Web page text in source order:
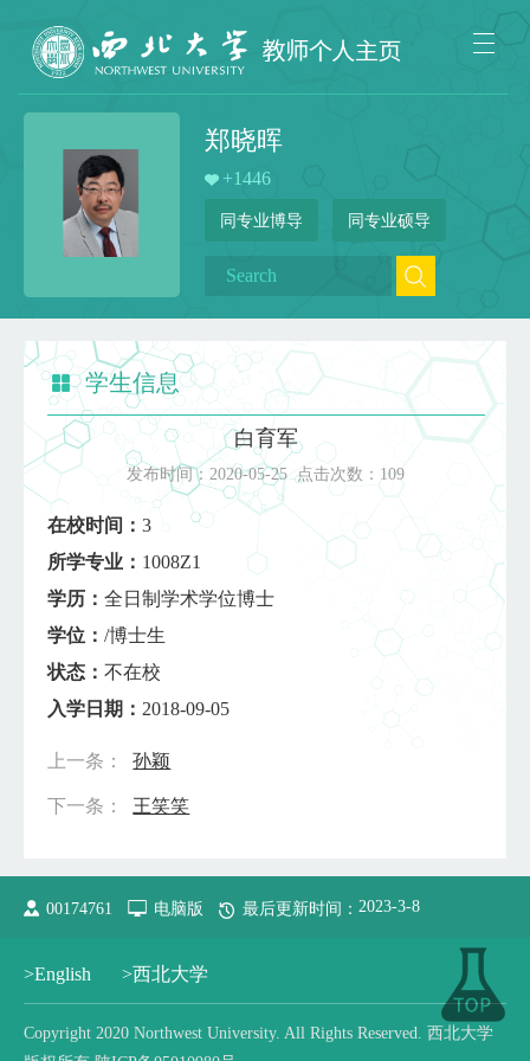
郑晓晖
+1446
同专业博导 同专业硕导
学生信息
白育军
发布时间： 2020-05-25 点击次数： 109
在校时间： 3
所学专业： 1008Z1
学历： 全日制学术学位博士
学位： /博士生
状态： 不在校
入学日期： 2018-09-05
上一条： 孙颖
下一条： 王笑笑
00174761 电脑版 最后更新时间： 2023-3-8
>English >西北大学
Copyright 2020 Northwest University. All Rights Reserved. 西北大学